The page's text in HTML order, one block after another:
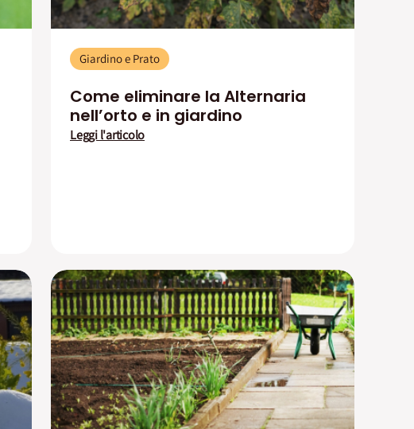
Giardino e Prato
Come eliminare la Alternaria
nell’orto e in giardino
Leggi l'articolo